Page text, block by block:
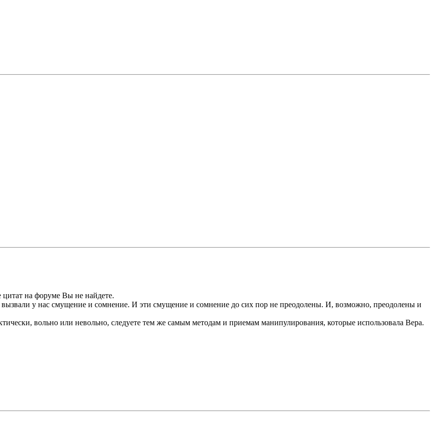
на форуме Вы не найдете.
у нас смущение и сомнение. И эти смущение и сомнение до сих пор не преодолены. И, возможно, преодолены и
вольно или невольно, следуете тем же самым методам и приемам манипулирования, которые использовала Вера.